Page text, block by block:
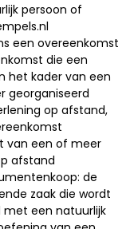
persoon of
een overeenkomst
die een
het kader van een
georganiseerd
op afstand,
van een of meer
afstand
de
zaak die wordt
met een natuurlijk